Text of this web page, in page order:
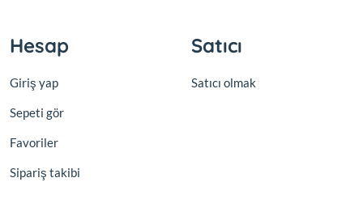
Hesap
Giriş yap
Sepeti gör
Favoriler
Sipariş takibi
Satıcı
Satıcı olmak